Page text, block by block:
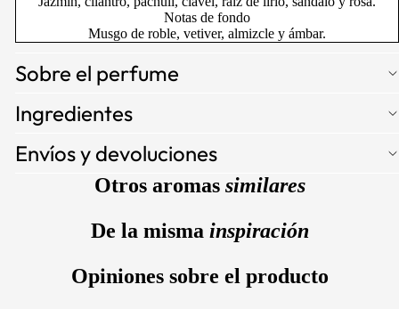
Notas de fondo
Musgo de roble, vetiver, almizcle y ámbar.
Sobre el perfume
Ingredientes
Envíos y devoluciones
Otros aromas similares
De la misma inspiración
Opiniones sobre el producto